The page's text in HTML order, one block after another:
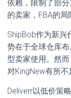
依赖，限制了部
的卖家，FBA的局
ShipBob作为新兴
势在于全球仓库
型卖家使用。然
对KingNew有所不
Deliverr以低价策